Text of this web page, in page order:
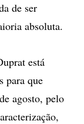
de ser
absoluta.
está
para que
agosto, pelo